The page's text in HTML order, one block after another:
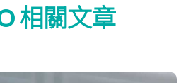
相關文章